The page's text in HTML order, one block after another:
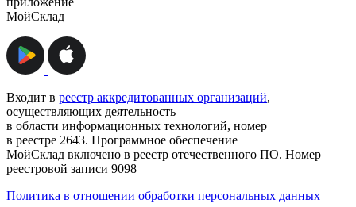
МойСклад
Входит в реестр аккредитованных организаций,
осуществляющих деятельность
в области информационных технологий, номер
в реестре 2643. Программное обеспечение
МойСклад включено в реестр отечественного ПО. Номер
реестровой записи 9098
Политика в отношении обработки персональных данных